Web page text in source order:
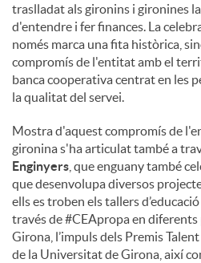
traslladat als gironins i gironines
d'entendre i fer finances. La
només marca una fita històrica,
compromís de l'entitat amb el
banca cooperativa centrat en les
la qualitat del servei.
Mostra d'aquest compromís de
gironina s'ha articulat també a
Enginyers , que enguany també
que desenvolupa diversos
ells es troben els tallers
través de #CEApropa en
Girona, l’impuls dels Premis
de la Universitat de Girona, així